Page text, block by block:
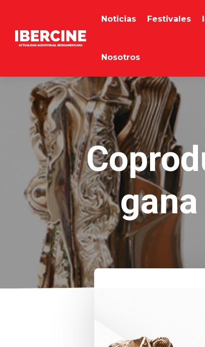
Noticias Festivales
Nosotros